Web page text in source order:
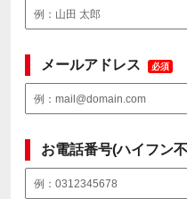
メールアドレス 必須
お電話番号(ハイフン